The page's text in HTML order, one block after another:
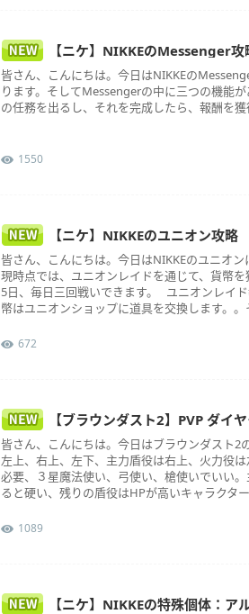
【ニケ】NIKKEのMessenger攻
皆さん、こんにちは。今日はNIKKEの
ります。そしてMessengerの中に三つの機能
の任務を出るし、それを完成したら、報酬を
1550
【ニケ】NIKKEのユニオン攻略
皆さん、こんにちは。今日はNIKKEのユニオ
現時点では、ユニオンレイドを通じて、貨幣
5日、毎日三回戦いできます。 ユニオンレイ
幣はユニオンショップに道具を交換します。
672
【ブラウンダスト2】PVP ダイ
皆さん、こんにちは。今日はブラウンダスト
左上、右上、左下、主力盾役は右上、火力役
必要、３星魔法使い、弓使い、槍使いでいい
ると硬い、残りの盾役はHPが高いキャラクタ
1089
【ニケ】NIKKEの特殊個体：